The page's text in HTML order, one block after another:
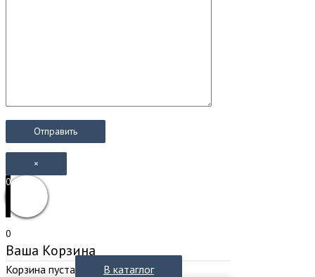
×
0
0
Ваша Корзина
Корзина пуста В катаглог